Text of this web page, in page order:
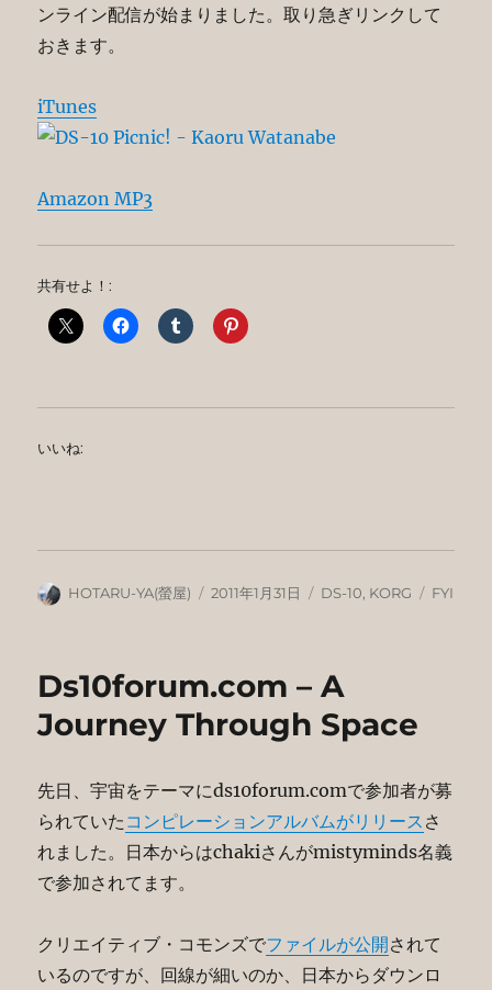
ンライン配信が始まりました。取り急ぎリンクして
おきます。
iTunes
Amazon MP3
共有せよ！:
いいね:
投
HOTARU-YA(螢屋)
投
2011年1月31日
カ
ー
DS-10, KORG
タ
FYI
Ds10forum.com – A
Journey Through Space
先日、宇宙をテーマにds10forum.comで参加者が募
られていた コンピレーションアルバムがリリース さ
れました。日本からはchakiさんがmistyminds名義
で参加されてます。
クリエイティブ・コモンズでファイルが公開されて
いるのですが、回線が細いのか、日本からダウンロ